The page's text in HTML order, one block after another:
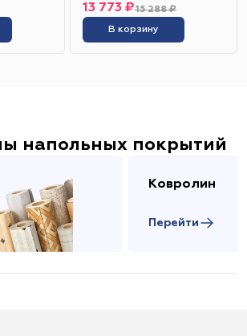
15 288 ₽
13 773 ₽
В корзину
напольных покрытий
Ковролин
Перейти